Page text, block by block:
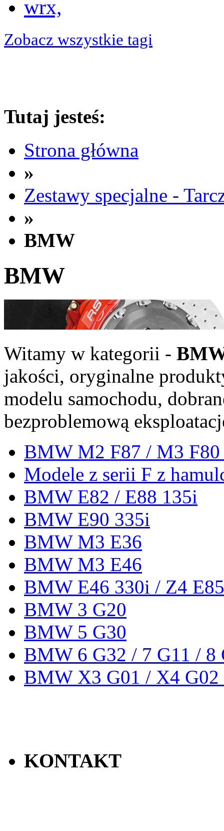
wrx,
Zobacz wszystkie tagi
Tutaj jesteś:
Strona główna
»
Zestawy specjalne -
»
BMW
BMW
Witamy w kategorii -
jakości, oryginalne
modelu samochodu,
bezproblemową
BMW M2 F87 / M3
Modele z serii F z
BMW E82 / E88 135i
BMW E90 335i
BMW M3 E36
BMW M3 E46
BMW E46 330i / Z4
BMW 3 G20
BMW 5 G30
BMW 6 G32 / 7 G11 / 8
BMW X3 G01 / X4
KONTAKT